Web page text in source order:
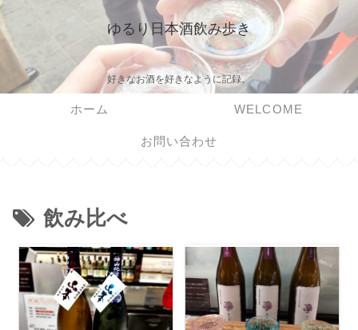
ゆるり日本酒飲み歩き
好きなお酒を好きなように記録。
ホーム WELCOME
お問い合わせ
飲み比べ